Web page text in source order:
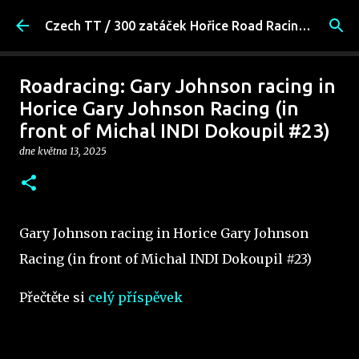
Přeskočit na hlavní obsah Czech TT / 300 zatáček Hořice Road Racing Fans
Roadracing: Gary Johnson racing in
Horice Gary Johnson Racing (in
front of Michal INDI Dokoupil #23)
dne května 13, 2025
Gary Johnson racing in Horice Gary Johnson
Racing (in front of Michal INDI Dokoupil #23)
Přečtěte si celý příspěvek